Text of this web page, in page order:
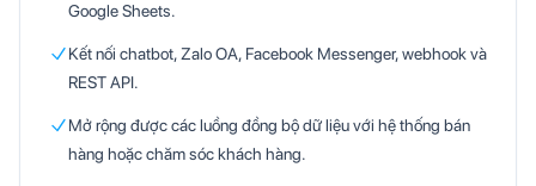
Google Sheets.
Kết nối chatbot, Zalo OA, Facebook Messenger, webhook và
REST API.
Mở rộng được các luồng đồng bộ dữ liệu với hệ thống bán
hàng hoặc chăm sóc khách hàng.